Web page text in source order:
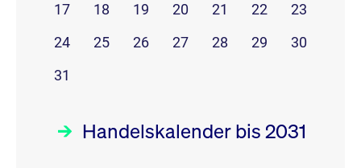
17
18 19 20 21 22
23
24
25 26 27 28 29
30
31
Handelskalender bis 2031